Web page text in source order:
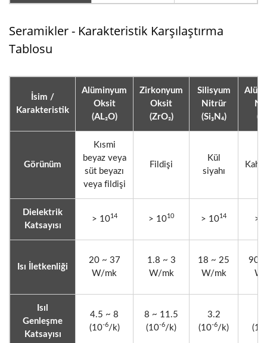
Seramikler - Karakteristik Karşılaştırma
Tablosu
İsim /
Karakteristik
Alüminyum
Oksit
(AL₂O)
Zirkonyum
Oksit
(ZrO₂)
Silisyum
Nitrür
(Si₃N₄)
Görünüm
Kısmi
beyaz veya
süt beyazı
veya fildişi
Fildişi
Kül
siyahı
Dielektrik
Katsayısı
> 1014 > 1010 > 1014 >
Isı İletkenliği
20 ~ 37
W/mk
1.8 ~ 3
W/mk
18 ~ 25
W/mk
90
Isıl
Genleşme
Katsayısı
4.5 ~ 8
(10-6/k)
8 ~ 11.5
(10-6/k)
3.2
(10-6/k)
(10